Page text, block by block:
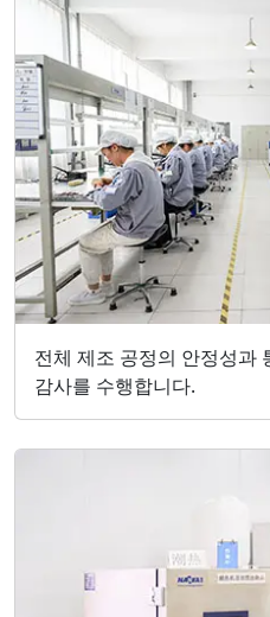
전체 제조 공정의 안정성과
감사를 수행합니다.